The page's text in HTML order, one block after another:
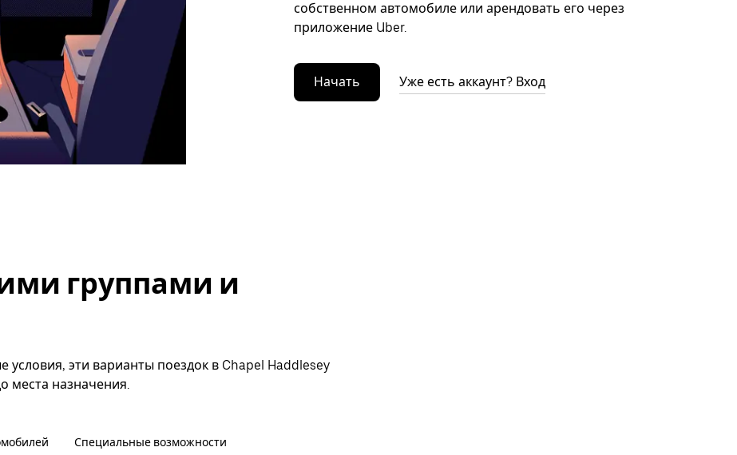
собственном автомобиле или арендовать его через
приложение Uber.
Начать Уже есть аккаунт? Вход
группами и
эти варианты поездок в Chapel Haddlesey
места назначения.
Специальные возможности